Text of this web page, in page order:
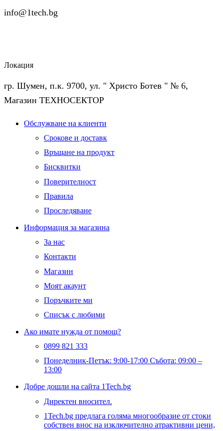
info@1tech.bg
Локация
гр. Шумен, п.к. 9700, ул. " Христо Ботев " № 6,
Магазин ТЕХНОСЕКТОР
Facebook
Twitter
Instagram
Pinterest
Linkedin
Youtube
VimeoОбслужване на клиенти
Срокове и доставк
Връщане на продукт
Бисквитки
Поверителност
Правила
Проследяване
Информация за магазина
За нас
Контакти
Магазин
Моят акаунт
Поръчките ми
Списък с любими
Ако имате нужда от помощ?
0899 821 333
Понеделник-Петък: 9:00-17:00 Събота: 09:00 –
13:00
Добре дошли на сайта 1Tech.bg
Директен вносител.
1Tech.bg предлага голяма многообразие от стоки
собствен внос на изключително атрактивни цени,